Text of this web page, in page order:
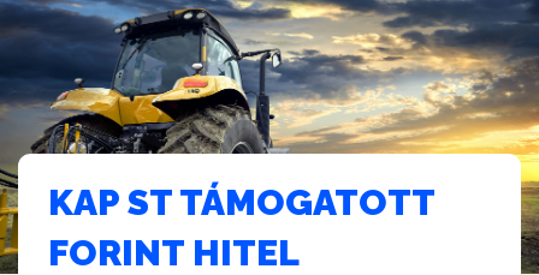
KAP ST TÁMOGATOTT
FORINT HITEL